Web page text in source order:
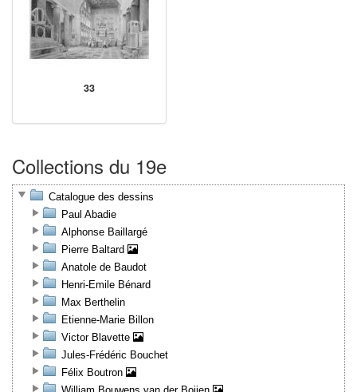
33
Collections du 19e
Catalogue des dessins
Paul Abadie
Alphonse Baillargé
Pierre Baltard
Anatole de Baudot
Henri-Emile Bénard
Max Berthelin
Etienne-Marie Billon
Victor Blavette
Jules-Frédéric Bouchet
Félix Boutron